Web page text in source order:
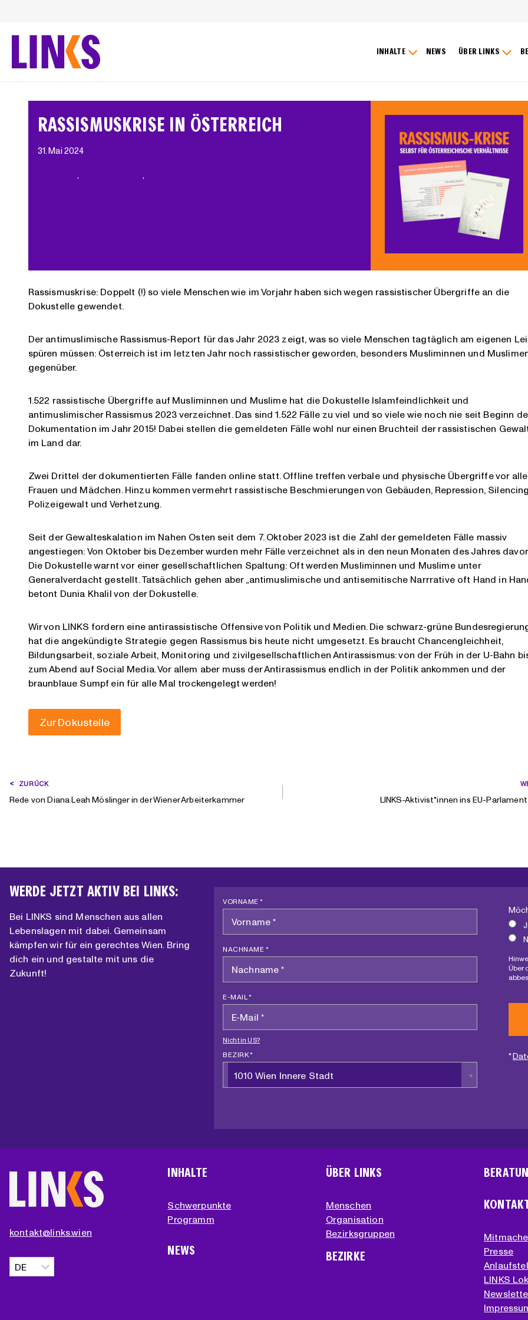
springen
INHALTE NEWS ÜBER LINKS
RASSISMUSKRISE IN ÖSTERREICH
31. Mai 2024
Allgemein, ,
Rassismuskrise: Doppelt (!) so viele Menschen wie im Vorjahr haben sich wegen rassistischer Übergriffe an die
Dokustelle gewendet.
Der antimuslimische Rassismus-Report für das Jahr 2023 zeigt, was so viele Menschen tagtäglich am eigenen
spüren müssen: Österreich ist im letzten Jahr noch rassistischer geworden, besonders Musliminnen und
gegenüber.
1.522 rassistische Übergriffe auf Musliminnen und Muslime hat die Dokustelle Islamfeindlichkeit und
antimuslimischer Rassismus 2023 verzeichnet. Das sind 1.522 Fälle zu viel und so viele wie noch nie seit Beginn
Dokumentation im Jahr 2015! Dabei stellen die gemeldeten Fälle wohl nur einen Bruchteil der rassistischen
im Land dar.
Zwei Drittel der dokumentierten Fälle fanden online statt. Offline treffen verbale und physische Übergriffe vor
Frauen und Mädchen. Hinzu kommen vermehrt rassistische Beschmierungen von Gebäuden, Repression,
Polizeigewalt und Verhetzung.
Seit der Gewalteskalation im Nahen Osten seit dem 7. Oktober 2023 ist die Zahl der gemeldeten Fälle massiv
angestiegen: Von Oktober bis Dezember wurden mehr Fälle verzeichnet als in den neun Monaten des Jahres davor.
Die Dokustelle warnt vor einer gesellschaftlichen Spaltung: Oft werden Musliminnen und Muslime unter
Generalverdacht gestellt. Tatsächlich gehen aber „antimuslimische und antisemitische Narrrative oft Hand in
betont Dunia Khalil von der Dokustelle.
Wir von LINKS fordern eine antirassistische Offensive von Politik und Medien. Die schwarz-grüne
hat die angekündigte Strategie gegen Rassismus bis heute nicht umgesetzt. Es braucht Chancengleichheit,
Bildungsarbeit, soziale Arbeit, Monitoring und zivilgesellschaftlichen Antirassismus: von der Früh in der U-Bahn
zum Abend auf Social Media. Vor allem aber muss der Antirassismus endlich in der Politik ankommen und der
braunblaue Sumpf ein für alle Mal trockengelegt werden!
Zur Dokustelle
BEITRAGSNAVIGATION
ZURÜCK
Rede von Diana Leah Möslinger in der Wiener Arbeiterkammer LINKS-Aktivist*innen ins EU-
WERDE JETZT AKTIV BEI LINKS:
Bei LINKS sind Menschen aus allen
Lebenslagen mit dabei. Gemeinsam
kämpfen wir für ein gerechtes Wien. Bring
dich ein und gestalte mit uns die
Zukunft!
VORNAME *
NACHNAME *
E-MAIL *
Nicht inUS?
BEZIRK *
1010 Wien Innere Stadt
Über
*
kontakt@links.wien
Sprache
auswählen
INHALTE
Schwerpunkte
Programm
NEWS
ÜBER LINKS
Menschen
Organisation
Bezirksgruppen
BEZIRKE
Presse
LINKS